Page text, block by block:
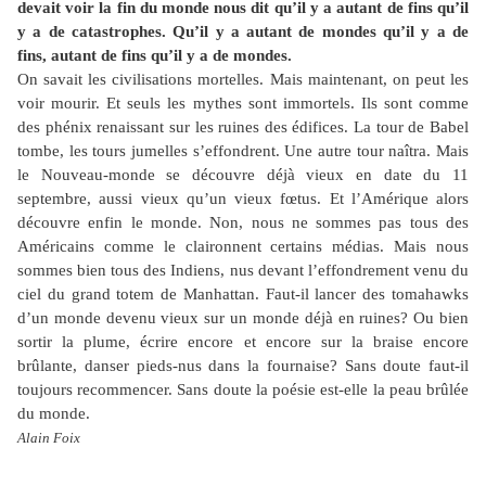
devait voir la fin du monde nous dit qu’il y a autant de fins qu’il
y a de catastrophes. Qu’il y a autant de mondes qu’il y a de
fins, autant de fins qu’il y a de mondes.
On savait les civilisations mortelles. Mais maintenant, on peut les
voir mourir. Et seuls les mythes sont immortels. Ils sont comme
des phénix renaissant sur les ruines des édifices. La tour de Babel
tombe, les tours jumelles s’effondrent. Une autre tour naîtra. Mais
le Nouveau-monde se découvre déjà vieux en date du 11
septembre, aussi vieux qu’un vieux fœtus. Et l’Amérique alors
découvre enfin le monde. Non, nous ne sommes pas tous des
Américains comme le claironnent certains médias. Mais nous
sommes bien tous des Indiens, nus devant l’effondrement venu du
ciel du grand totem de Manhattan. Faut-il lancer des tomahawks
d’un monde devenu vieux sur un monde déjà en ruines? Ou bien
sortir la plume, écrire encore et encore sur la braise encore
brûlante, danser pieds-nus dans la fournaise? Sans doute faut-il
toujours recommencer. Sans doute la poésie est-elle la peau brûlée
du monde.
Alain Foix